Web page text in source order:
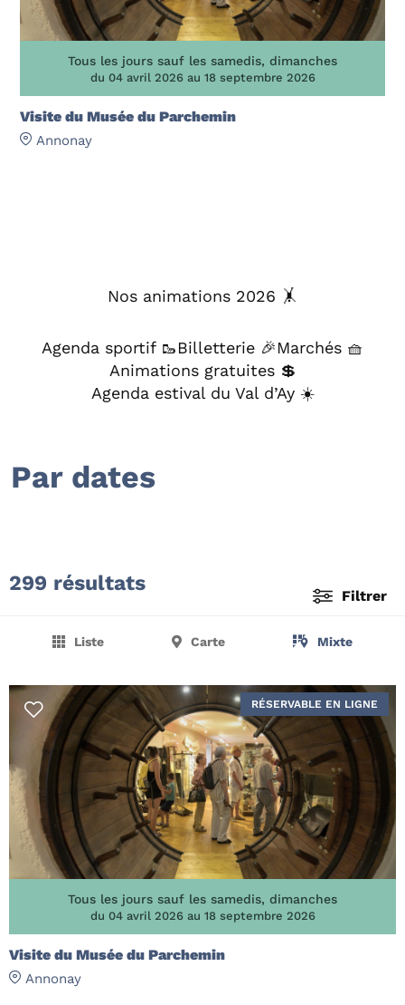
Tous les jours sauf les samedis, dimanches
du 04 avril 2026 au 18 septembre 2026
Visite du Musée du Parchemin
Annonay
Nos animations 2026 🤸
Agenda sportif 🥾Billetterie 🎉Marchés 🧺
Animations gratuites 💲
Agenda estival du Val d’Ay ☀️
Par dates
299 résultats
Filtrer
Liste Carte Mixte
Tous les jours sauf les samedis, dimanches
du 04 avril 2026 au 18 septembre 2026
Visite du Musée du Parchemin
Annonay
RÉSERVABLE EN LIGNE